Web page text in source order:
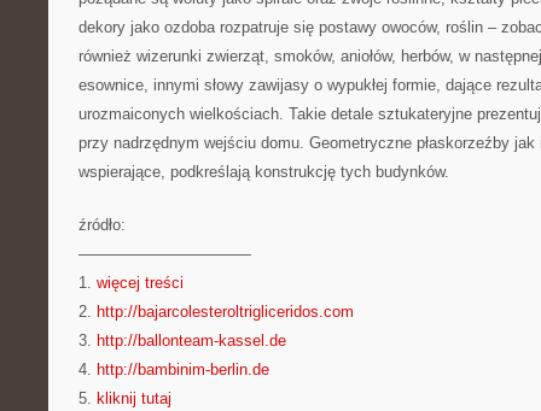
dekory jako ozdoba rozpatruje się postawy owoców, roślin –
również wizerunki zwierząt, smoków, aniołów, herbów, w
esownice, innymi słowy zawijasy o wypukłej formie, dające
urozmaiconych wielkościach. Takie detale sztukateryjne
przy nadrzędnym wejściu domu. Geometryczne płaskorzeźby
wspierające, podkreślają konstrukcję tych budynków.
źródło:
———————————
1. więcej treści
2. http://bajarcolesteroltrigliceridos.com
3. http://ballonteam-kassel.de
4. http://bambinim-berlin.de
5. kliknij tutaj